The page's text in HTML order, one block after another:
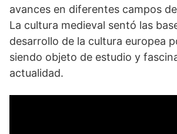
avances en diferentes campos
La cultura⁤ medieval ⁢sentó las
desarrollo ​de la cultura europea
siendo objeto de ‌estudio y
actualidad.